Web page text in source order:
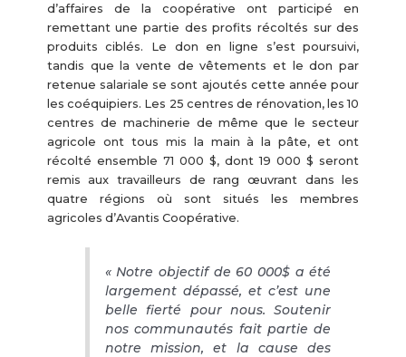
d’affaires de la coopérative ont participé en
remettant une partie des profits récoltés sur des
produits ciblés. Le don en ligne s’est poursuivi,
tandis que la vente de vêtements et le don par
retenue salariale se sont ajoutés cette année pour
les coéquipiers. Les 25 centres de rénovation, les 10
centres de machinerie de même que le secteur
agricole ont tous mis la main à la pâte, et ont
récolté ensemble 71 000 $, dont 19 000 $ seront
remis aux travailleurs de rang œuvrant dans les
quatre régions où sont situés les membres
agricoles d’Avantis Coopérative.
« Notre objectif de 60 000$ a été
largement dépassé, et c’est une
belle fierté pour nous. Soutenir
nos communautés fait partie de
notre mission, et la cause des